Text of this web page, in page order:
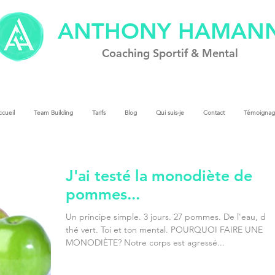
ANTHONY
Coaching Sportif & Mental
Team Building Tarifs Blog Qui suis-je Contact
J'ai testé la monodiète de
pommes...
Un principe simple. 3 jours. 27 pommes. De l'eau, du
thé vert. Toi et ton mental. POURQUOI FAIRE UNE
MONODIÈTE? Notre corps est agressé...